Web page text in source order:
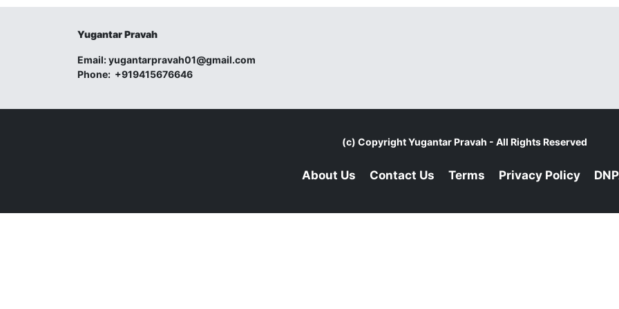
Yugantar Pravah
Email:yugantarpravah01@gmail.com
Phone: +919415676646
(c) CopyrightYugantar Pravah - All Rights Reserved
About Us Contact Us Terms Privacy Policy